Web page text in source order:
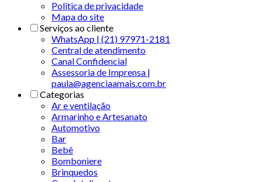
Politica de privacidade
Mapa do site
Serviços ao cliente
WhatsApp | (21) 97971-2181
Central de atendimento
Canal Confidencial
Assessoria de Imprensa |
paula@agenciaamais.com.br
Categorias
Ar e ventilação
Armarinho e Artesanato
Automotivo
Bar
Bebê
Bomboniere
Brinquedos